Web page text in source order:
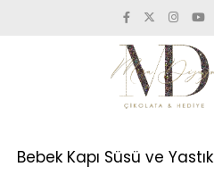
Bebek Kapı Süsü ve Yastık